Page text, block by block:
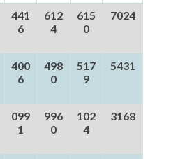
441
6
612
4
615
0
7024
400
6
498
0
517
9
5431
099
1
996
0
102
4
3168